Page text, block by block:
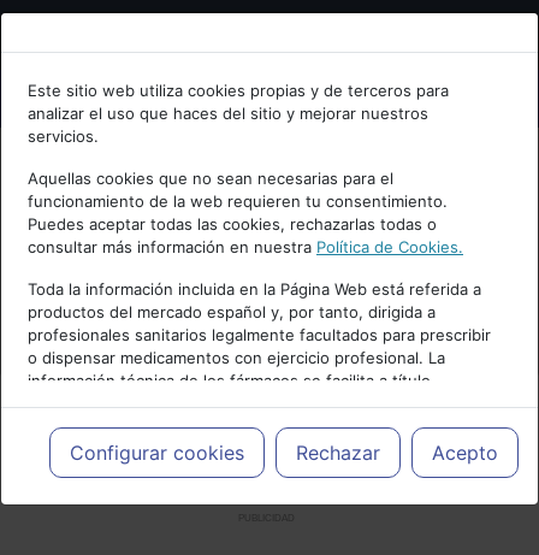
Bienvenid@ a psiquiatria.com
Escribe tu Email
Accede o regístrate con tu email.
Cancelar
Este sitio web utiliza cookies propias y de terceros para
analizar el uso que haces del sitio y mejorar nuestros
servicios.
Aquellas cookies que no sean necesarias para el
funcionamiento de la web requieren tu consentimiento.
Puedes aceptar todas las cookies, rechazarlas todas o
consultar más información en nuestra Política de Cookies.
Toda la información incluida en la Página Web está referida a
productos del mercado español y, por tanto, dirigida a
profesionales sanitarios legalmente facultados para prescribir
o dispensar medicamentos con ejercicio profesional. La
información técnica de los fármacos se facilita a título
meramente informativo, siendo responsabilidad de los
profesionales facultados prescribir medicamentos y decidir, en
cada caso concreto, el tratamiento más adecuado a las
necesidades del paciente.
Configurar cookies Rechazar Acepto